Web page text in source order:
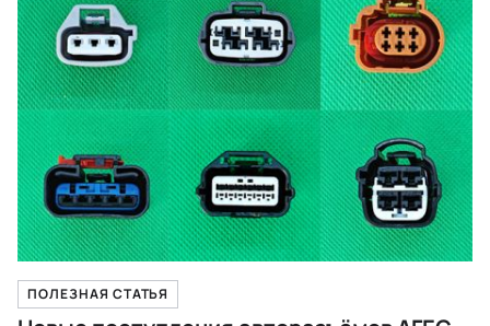
ПОЛЕЗНАЯ СТАТЬЯ